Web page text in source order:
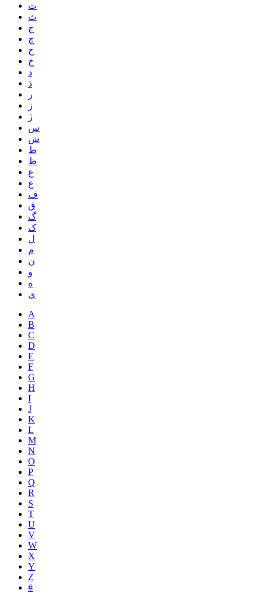
ت
ث
ج
چ
ح
خ
د
ذ
ر
ز
ژ
س
ش
ط
ظ
ع
غ
ف
ق
گ
ک
ل
م
ن
و
ه
ی
A
B
C
D
E
F
G
H
I
J
K
L
M
N
O
P
Q
R
S
T
U
V
W
X
Y
Z
#